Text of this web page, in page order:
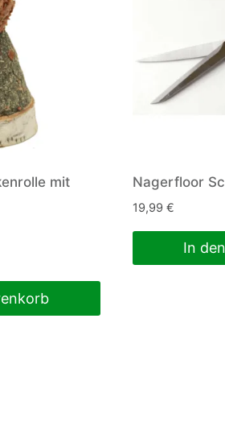
mit
Nagerfloor
19,99 €
In